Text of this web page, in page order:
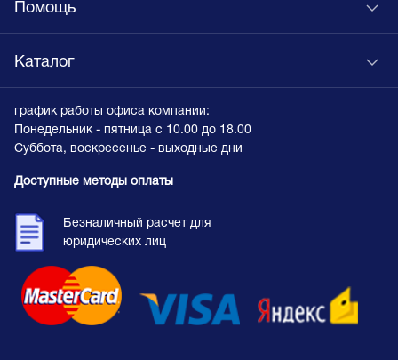
Помощь
Каталог
график работы офиса компании:
Понедельник - пятница с 10.00 до 18.00
Суббота, воскресенье - выходные дни
Доступные методы оплаты
Безналичный расчет для
юридических лиц